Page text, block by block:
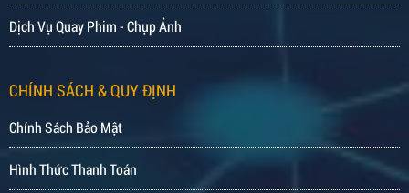
Dịch Vụ Quay Phim - Chụp Ảnh
CHÍNH SÁCH & QUY ĐỊNH
Chính Sách Bảo Mật
Hình Thức Thanh Toán